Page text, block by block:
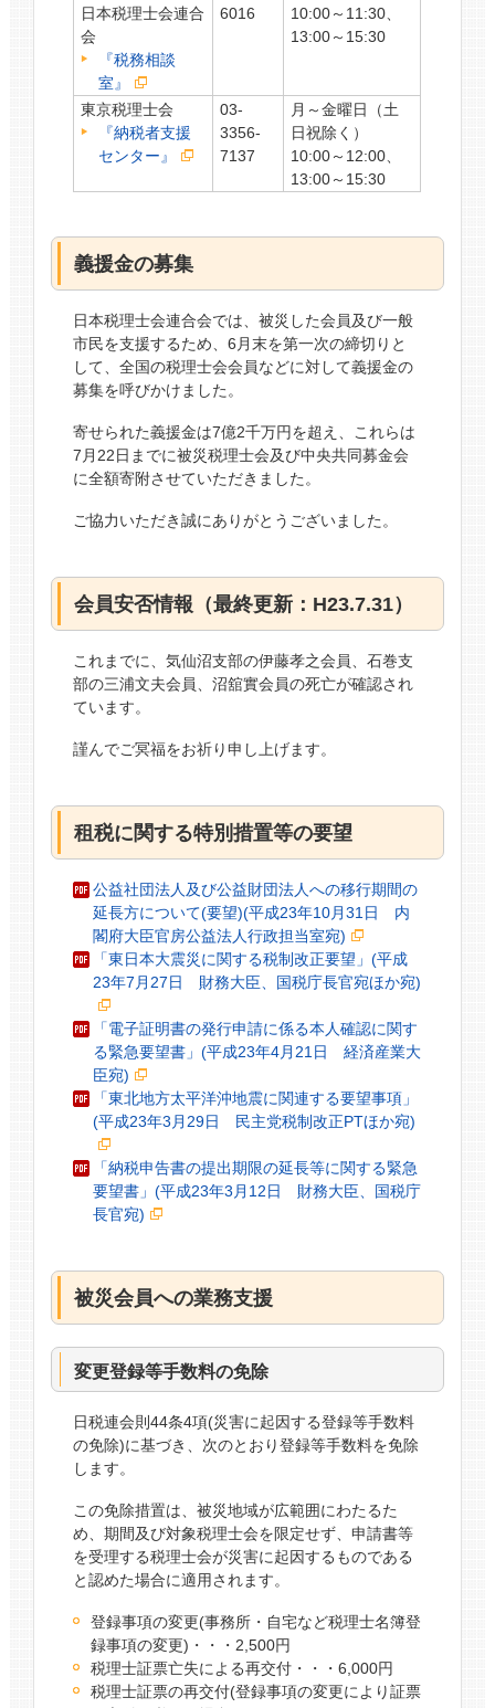
日本税理士会連合
会
『税務相談
室』
6016
10:00～11:30、
13:00～15:30
東京税理士会
『納税者支援
センター』
03-
3356-
7137
月～金曜日（土
日祝除く）
10:00～12:00、
13:00～15:30
義援金の募集
日本税理士会連合会では、被災した会員及び一般
市民を支援するため、6月末を第一次の締切りと
して、全国の税理士会会員などに対して義援金の
募集を呼びかけました。
寄せられた義援金は7億2千万円を超え、これらは
7月22日までに被災税理士会及び中央共同募金会
に全額寄附させていただきました。
ご協力いただき誠にありがとうございました。
会員安否情報（最終更新：H23.7.31）
これまでに、気仙沼支部の伊藤孝之会員、石巻支
部の三浦文夫会員、沼舘實会員の死亡が確認され
ています。
謹んでご冥福をお祈り申し上げます。
租税に関する特別措置等の要望
公益社団法人及び公益財団法人への移行期間の
延長方について(要望)(平成23年10月31日 内
閣府大臣官房公益法人行政担当室宛)
「東日本大震災に関する税制改正要望」(平成
23年7月27日 財務大臣、国税庁長官宛ほか宛)
「電子証明書の発行申請に係る本人確認に関す
る緊急要望書」(平成23年4月21日 経済産業大
臣宛)
「東北地方太平洋沖地震に関連する要望事項」
(平成23年3月29日 民主党税制改正PTほか宛)
「納税申告書の提出期限の延長等に関する緊急
要望書」(平成23年3月12日 財務大臣、国税庁
長官宛)
被災会員への業務支援
変更登録等手数料の免除
日税連会則44条4項(災害に起因する登録等手数料
の免除)に基づき、次のとおり登録等手数料を免除
します。
この免除措置は、被災地域が広範囲にわたるた
め、期間及び対象税理士会を限定せず、申請書等
を受理する税理士会が災害に起因するものである
と認めた場合に適用されます。
登録事項の変更(事務所・自宅など税理士名簿登
録事項の変更)・・・2,500円
税理士証票亡失による再交付・・・6,000円
税理士証票の再交付(登録事項の変更により証票